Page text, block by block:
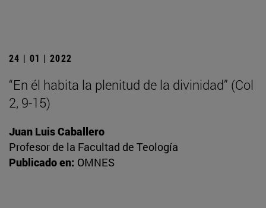
24 | 01 | 2022
“En él habita la plenitud de la divinidad” (Col
2, 9-15)
Juan Luis Caballero
Profesor de la Facultad de Teología
Publicado en: OMNES